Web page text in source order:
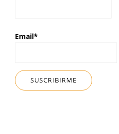
Email*